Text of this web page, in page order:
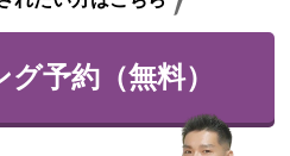
予約（無料）